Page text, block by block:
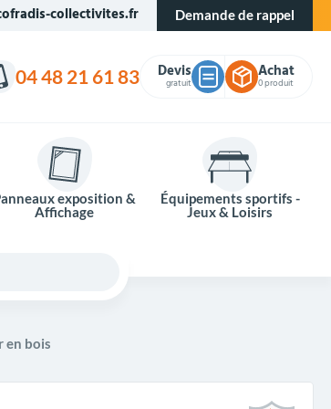
collectivites.fr Demande de rappel
04 48 21 61 83 Devis
gratuit
Achat
0 produit
exposition &
Affichage
Équipements sportifs -
Jeux & Loisirs
en bois